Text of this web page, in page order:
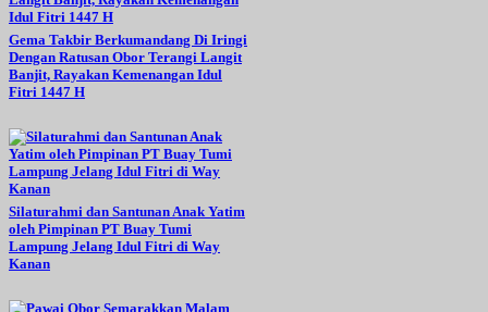
Gema Takbir Berkumandang Di Iringi
Dengan Ratusan Obor Terangi Langit
Banjit, Rayakan Kemenangan Idul
Fitri 1447 H
Silaturahmi dan Santunan Anak Yatim
oleh Pimpinan PT Buay Tumi
Lampung Jelang Idul Fitri di Way
Kanan